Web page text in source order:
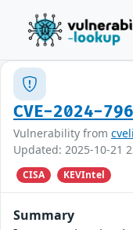
CVE-2024-
Vulnerability from
Updated: 2025-10-21
CISA KEVIntel
Summary